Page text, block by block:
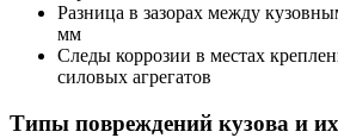
Разница в зазорах между
мм
Следы коррозии в местах
силовых агрегатов
Типы повреждений кузова и